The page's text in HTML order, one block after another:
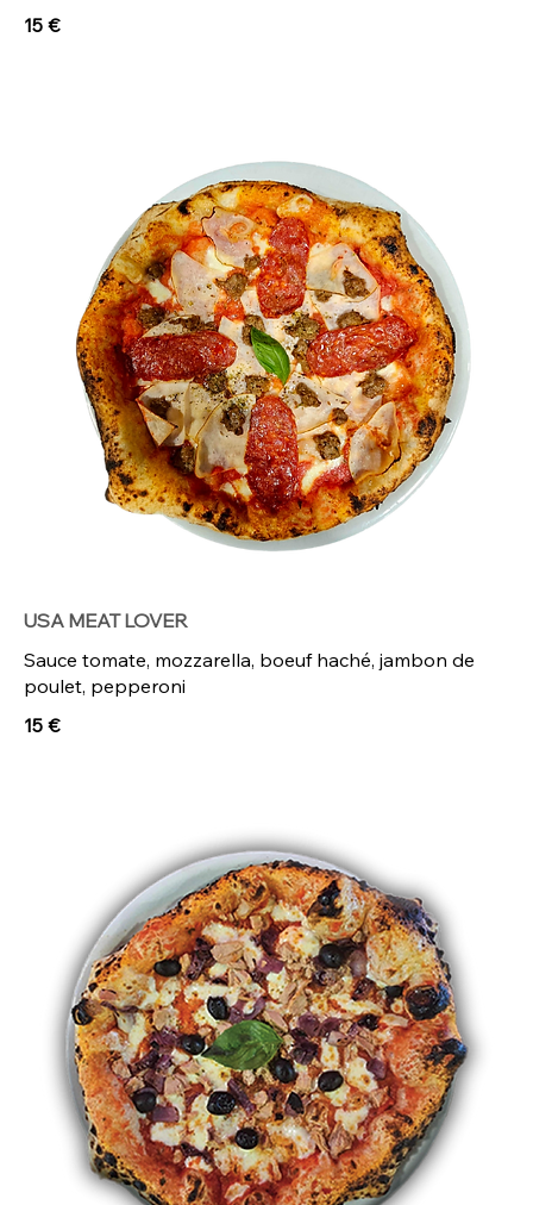
15 €
USA MEAT LOVER
Sauce tomate, mozzarella, boeuf haché, jambon de
poulet, pepperoni
15 €